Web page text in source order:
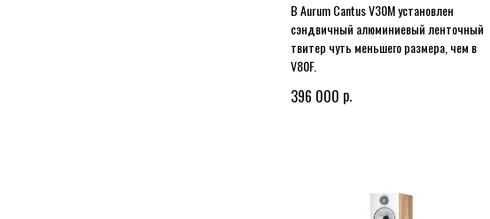
В Aurum Cantus V30М установлен
сэндвичный алюминиевый ленточный
твитер чуть меньшего размера, чем в
V80F.
396 000 р.